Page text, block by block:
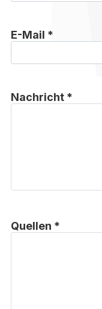
E-Mail *
Nachricht *
Quellen *